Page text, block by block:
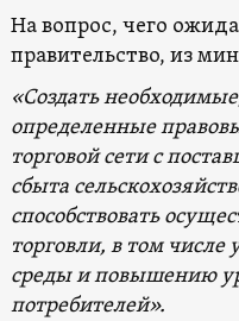
На вопрос, чего
правительство, из
«Создать
определенные
торговой сети с
сбыта
способствовать
торговли, в том
среды и повышению
потребителей».